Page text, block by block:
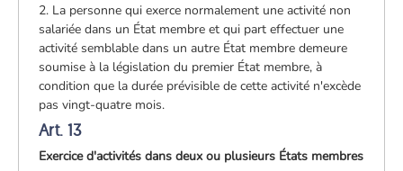
2. La personne qui exerce normalement une activité non
salariée dans un État membre et qui part effectuer une
activité semblable dans un autre État membre demeure
soumise à la législation du premier État membre, à
condition que la durée prévisible de cette activité n'excède
pas vingt-quatre mois.
Art. 13
Exercice d'activités dans deux ou plusieurs États membres